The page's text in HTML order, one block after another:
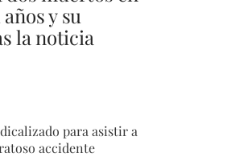
y su
la noticia
para asistir a
accidente